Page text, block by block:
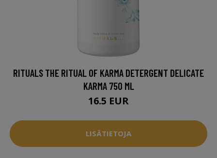
RITUALS THE RITUAL OF KARMA DETERGENT DELICATE
KARMA 750 ML
16.5 EUR
LISÄTIETOJA